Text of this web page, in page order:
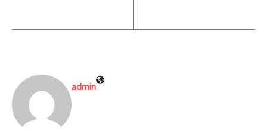
admin